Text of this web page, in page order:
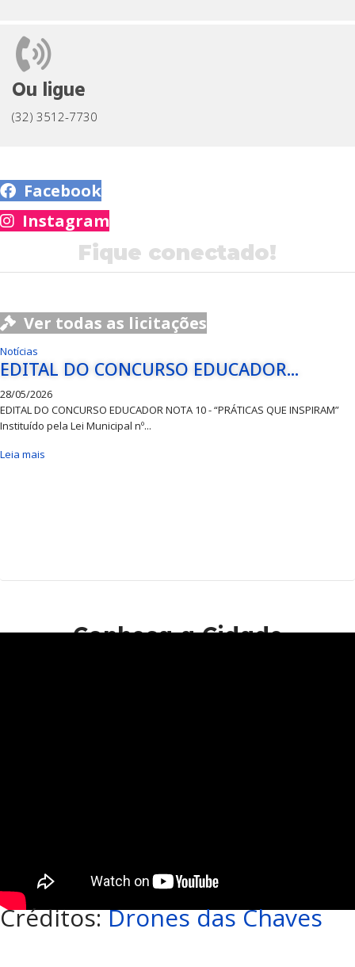
Ou ligue
(32) 3512-7730
Facebook
Instagram
Fique conectado!
Ver todas as licitações
Notícias
EDITAL DO CONCURSO EDUCADOR...
28/05/2026
EDITAL DO CONCURSO EDUCADOR NOTA 10 - “PRÁTICAS QUE INSPIRAM”
Instituído pela Lei Municipal nº...
Leia mais
Conheça a Cidade
Créditos:Drones das Chaves